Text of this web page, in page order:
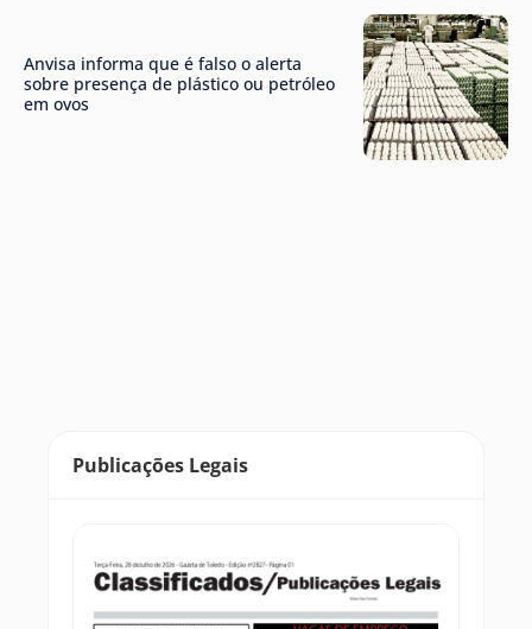
Anvisa informa que é falso o alerta
sobre presença de plástico ou petróleo
em ovos
Publicações Legais